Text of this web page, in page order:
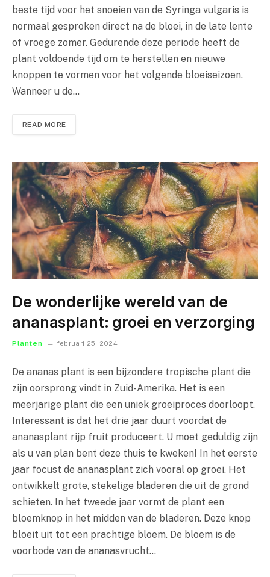
beste tijd voor het snoeien van de Syringa vulgaris is
normaal gesproken direct na de bloei, in de late lente
of vroege zomer. Gedurende deze periode heeft de
plant voldoende tijd om te herstellen en nieuwe
knoppen te vormen voor het volgende bloeiseizoen.
Wanneer u de…
READ MORE
De wonderlijke wereld van de
ananasplant: groei en verzorging
Planten februari 25, 2024
De ananas plant is een bijzondere tropische plant die
zijn oorsprong vindt in Zuid-Amerika. Het is een
meerjarige plant die een uniek groeiproces doorloopt.
Interessant is dat het drie jaar duurt voordat de
ananasplant rijp fruit produceert. U moet geduldig zijn
als u van plan bent deze thuis te kweken! In het eerste
jaar focust de ananasplant zich vooral op groei. Het
ontwikkelt grote, stekelige bladeren die uit de grond
schieten. In het tweede jaar vormt de plant een
bloemknop in het midden van de bladeren. Deze knop
bloeit uit tot een prachtige bloem. De bloem is de
voorbode van de ananasvrucht…